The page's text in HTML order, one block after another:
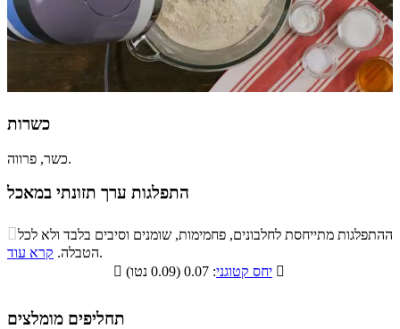
כשרות
כשר, פרווה.
התפלגות ערך תזונתי במאכל
התפלגות ערך תזונתי במאכל
סיבים
תזונתיים
שומנים חלבונים
19.1% 58.9%
ההתפלגות מתייחסת לחלבונים, פחמימות, שומנים וסיבים בלבד ולא לכל
הטבלה. קרא עוד
.

יחס קטוגני 
תחליפים מומלצים